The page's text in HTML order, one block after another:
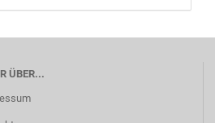
ÜBER...